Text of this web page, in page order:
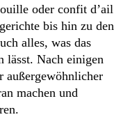
oder confit d’ail
bis hin zu den
alles, was das
lässt. Nach einigen
außergewöhnlicher
machen und